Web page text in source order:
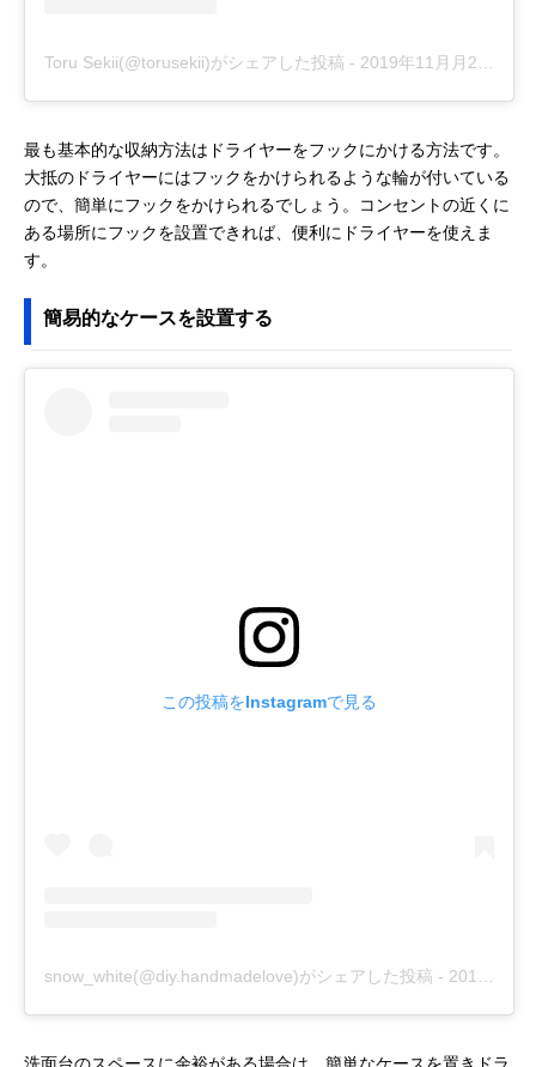
Toru Sekii(@torusekii)がシェアした投稿 - 2019年11月月2日午前6時36分PDT
最も基本的な収納方法はドライヤーをフックにかける方法です。
大抵のドライヤーにはフックをかけられるような輪が付いている
ので、簡単にフックをかけられるでしょう。コンセントの近くに
ある場所にフックを設置できれば、便利にドライヤーを使えま
す。
簡易的なケースを設置する
この投稿をInstagramで見る
snow_white(@diy.handmadelove)がシェアした投稿 - 2018年 4月月5日午後6時50分PDT
洗面台のスペースに余裕がある場合は、簡単なケースを置きドラ